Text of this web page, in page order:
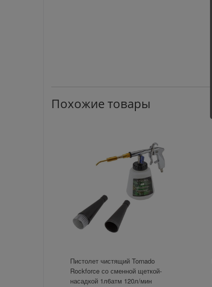
Похожие товары
Пистолет чистящий Tornado
Rockforce со сменной щеткой-
насадкой 1л6атм 120л/мин